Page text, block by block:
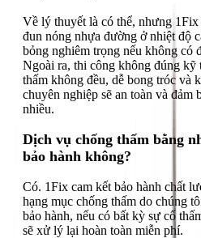
Về lý thuyết là có thể, nhưng
đun nóng nhựa đường ở nhiệt độ
bỏng nghiêm trọng nếu không có
Ngoài ra, thi công không đúng kỹ
thấm không đều, dễ bong tróc và
chuyên nghiệp sẽ an toàn và đảm
nhiều.
Dịch vụ chống thấm bằng
bảo hành không?
Có. 1Fix cam kết bảo hành chất
hạng mục chống thấm do chúng
bảo hành, nếu có bất kỳ sự cố
sẽ xử lý lại hoàn toàn miễn phí.